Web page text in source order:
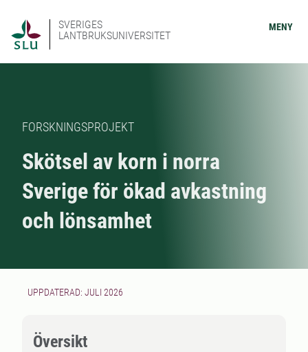
SVERIGES
LANTBRUKSUNIVERSITET
MENY
FORSKNINGSPROJEKT
Skötsel av korn i norra
Sverige för ökad avkastning
och lönsamhet
UPPDATERAD: JULI 2026
Översikt